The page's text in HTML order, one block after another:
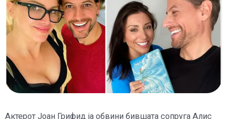
Актерот Јоан Грифид ја обвини бившата сопруга Алис